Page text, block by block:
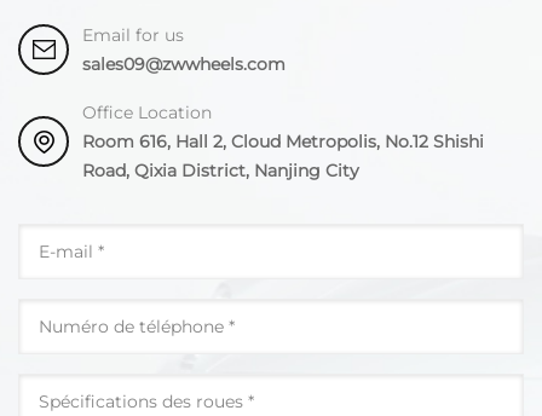
Email for us
sales09@zwwheels.com
Office Location
Room 616, Hall 2, Cloud Metropolis, No.12 Shishi
Road, Qixia District, Nanjing City